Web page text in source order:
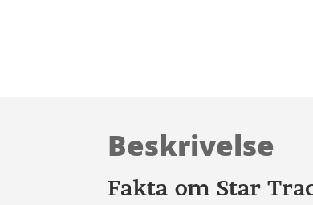
Beskrivelse
Fakta om Star